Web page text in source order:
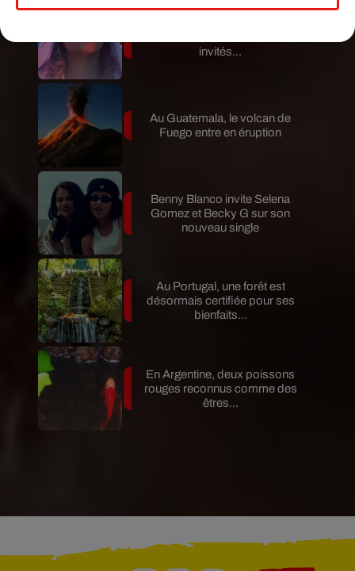
invités...
Au Guatemala, le volcan de
Fuego entre en éruption
Benny Blanco invite Selena
Gomez et Becky G sur son
nouveau single
Au Portugal, une forêt est
désormais certifiée pour ses
bienfaits...
En Argentine, deux poissons
rouges reconnus comme des
êtres...